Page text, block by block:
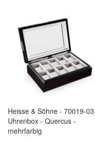
Heisse & Söhne - 70019-
Uhrenbox - Quercus -
mehrfarbig